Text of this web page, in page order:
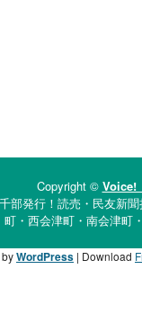
Copyright © Voice!
部発行！読売・民友新
町・西会津町・南会津町
WordPress | Download